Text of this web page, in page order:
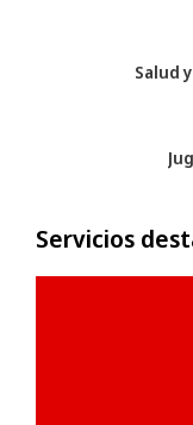
Salud
Servicios